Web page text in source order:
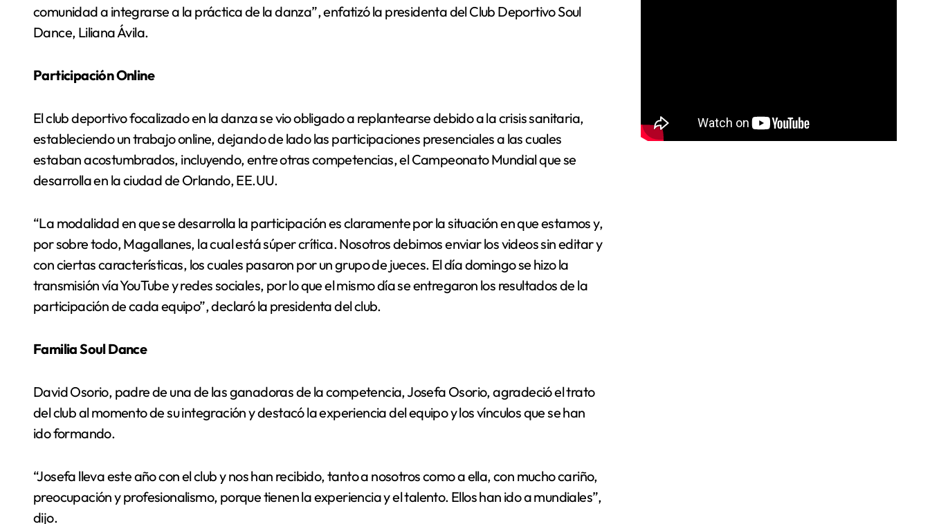
comunidad a integrarse a la práctica de la danza”, enfatizó la presidenta del Club Deportivo Soul
Dance, Liliana Ávila.
Participación Online
El club deportivo focalizado en la danza se vio obligado a replantearse debido a la crisis sanitaria,
estableciendo un trabajo online, dejando de lado las participaciones presenciales a las cuales
estaban acostumbrados, incluyendo, entre otras competencias, el Campeonato Mundial que se
desarrolla en la ciudad de Orlando, EE.UU.
“La modalidad en que se desarrolla la participación es claramente por la situación en que estamos y,
por sobre todo, Magallanes, la cual está súper crítica. Nosotros debimos enviar los videos sin editar y
con ciertas características, los cuales pasaron por un grupo de jueces. El día domingo se hizo la
transmisión vía YouTube y redes sociales, por lo que el mismo día se entregaron los resultados de la
participación de cada equipo”, declaró la presidenta del club.
Familia Soul Dance
David Osorio, padre de una de las ganadoras de la competencia, Josefa Osorio, agradeció el trato
del club al momento de su integración y destacó la experiencia del equipo y los vínculos que se han
ido formando.
“Josefa lleva este año con el club y nos han recibido, tanto a nosotros como a ella, con mucho cariño,
preocupación y profesionalismo, porque tienen la experiencia y el talento. Ellos han ido a mundiales”,
dijo.